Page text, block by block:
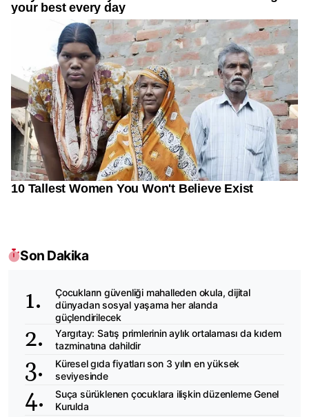
Son Dakika
Çocukların güvenliği mahalleden okula, dijital
dünyadan sosyal yaşama her alanda
güçlendirilecek
Yargıtay: Satış primlerinin aylık ortalaması da kıdem
tazminatına dahildir
Küresel gıda fiyatları son 3 yılın en yüksek
seviyesinde
Suça sürüklenen çocuklara ilişkin düzenleme Genel
Kurulda